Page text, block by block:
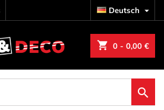
Deutsch 
shopping_cart 0 - 0,00 €
